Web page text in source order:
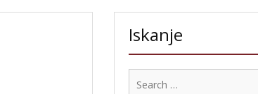
Iskanje